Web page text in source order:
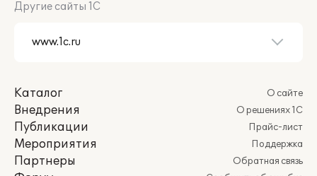
Другие сайты 1С
Каталог
Внедрения
Публикации
Мероприятия
Партнеры
О сайте
О решениях 1С
Прайс-лист
Поддержка
Обратная связь